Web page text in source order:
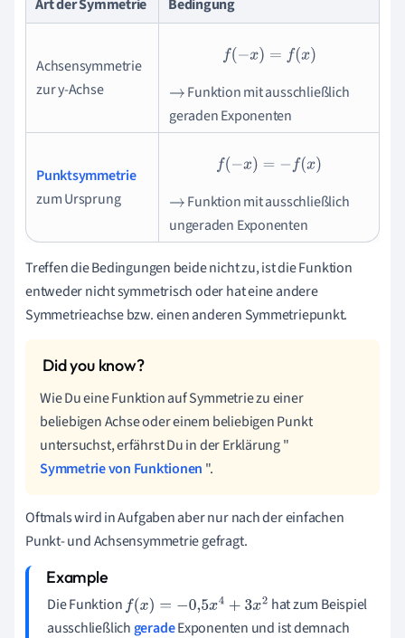
Art der Symmetrie Bedingung
Achsensymmetrie
zur y-Achse
f(−x =f( x)
→ Funktion mit ausschließlich
geraden Exponenten
Punktsymmetrie
zum Ursprung
f(−x )=− f(x)
→ Funktion mit ausschließlich
ungeraden Exponenten
Treffen die Bedingungen beide nicht zu, ist die Funktion
entweder nicht symmetrisch oder hat eine andere
Symmetrieachse bzw. einen anderen Symmetriepunkt.
Wie Du eine Funktion auf Symmetrie zu einer
beliebigen Achse oder einem beliebigen Punkt
untersuchst, erfährst Du in der Erklärung "
Symmetrie von Funktionen ".
Oftmals wird in Aufgaben aber nur nach der einfachen
Punkt- und Achsensymmetrie gefragt.
Die Funktionf(x)=− 0,5 x4+3x2
hat zum Beispiel
ausschließlichgeradeExponenten und ist demnach